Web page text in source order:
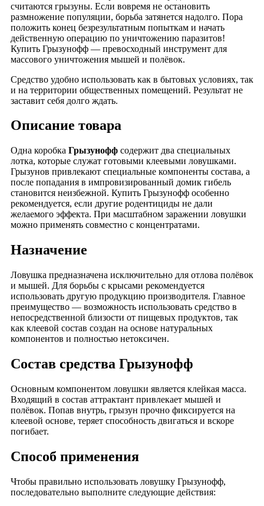
считаются грызуны. Если вовремя не остановить
размножение популяции, борьба затянется надолго. Пора
положить конец безрезультатным попыткам и начать
действенную операцию по уничтожению паразитов!
Купить Грызунофф — превосходный инструмент для
массового уничтожения мышей и полёвок.
Средство удобно использовать как в бытовых условиях, так
и на территории общественных помещений. Результат не
заставит себя долго ждать.
Описание товара
Одна коробка Грызунофф содержит два специальных
лотка, которые служат готовыми клеевыми ловушками.
Грызунов привлекают специальные компоненты состава, а
после попадания в импровизированный домик гибель
становится неизбежной. Купить Грызунофф особенно
рекомендуется, если другие родентициды не дали
желаемого эффекта. При масштабном заражении ловушки
можно применять совместно с концентратами.
Назначение
Ловушка предназначена исключительно для отлова полёвок
и мышей. Для борьбы с крысами рекомендуется
использовать другую продукцию производителя. Главное
преимущество — возможность использовать средство в
непосредственной близости от пищевых продуктов, так
как клеевой состав создан на основе натуральных
компонентов и полностью нетоксичен.
Состав средства Грызунофф
Основным компонентом ловушки является клейкая масса.
Входящий в состав аттрактант привлекает мышей и
полёвок. Попав внутрь, грызун прочно фиксируется на
клеевой основе, теряет способность двигаться и вскоре
погибает.
Способ применения
Чтобы правильно использовать ловушку Грызунофф,
последовательно выполните следующие действия: